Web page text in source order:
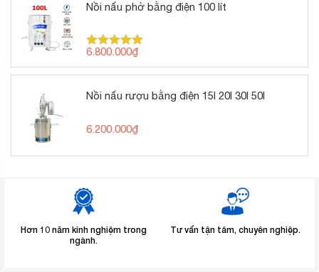
Nồi nấu phở bằng điện 100 lít
Được xếp
hạng5.00
5 sao
6.800.000₫
Nồi nấu rượu bằng điện 15l 20l 30l 50l
6.200.000₫
Hơn 10 năm kinh nghiệm trong
ngành.
Tư vấn tận tâm, chuyên nghiệp.